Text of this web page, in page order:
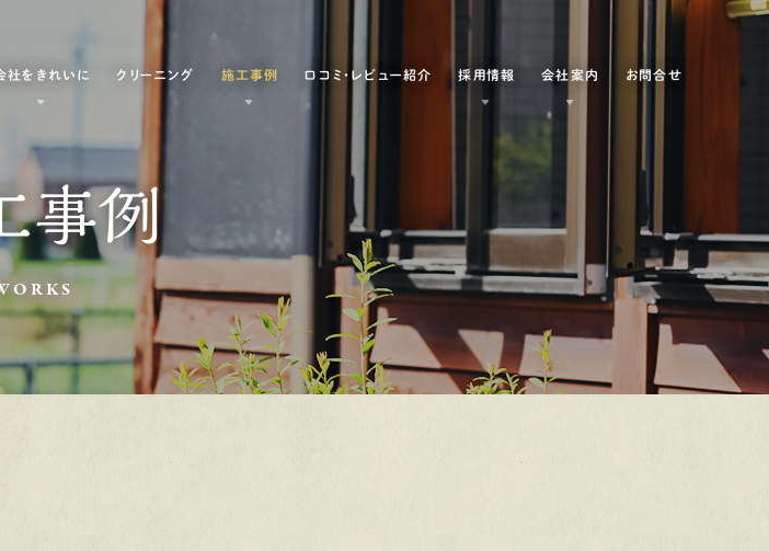
社をきれいに クリーニング 施工事例 口コミ・レビュー紹介 採用情報 会社案内 お問合せ
事例